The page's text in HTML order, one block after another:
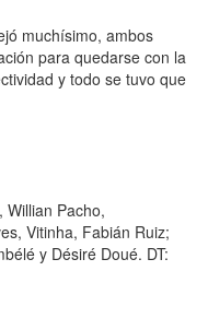
muchísimo, ambos
para quedarse con la
y todo se tuvo que
Willian Pacho,
Vitinha, Fabián Ruiz;
y Désiré Doué. DT: